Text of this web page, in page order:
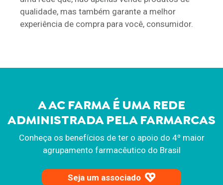
qualidade, mas também garante a melhor
experiência de compra para você, consumidor.
A AC FARMA É UMA REDE
ADMINISTRADA PELA FARMARCAS
Conheça os benefícios de ter o apoio do 4º maior
agrupamento farmacêutico do Brasil
Seja um associado